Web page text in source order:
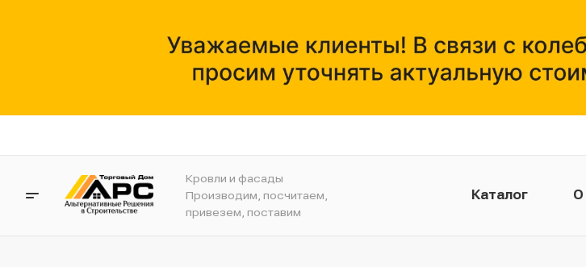
Кровли и фасады
Производим, посчитаем,
привезем, поставим
Каталог О